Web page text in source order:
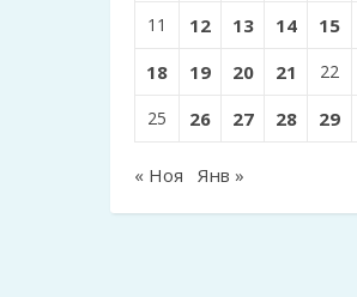
11 12 13 14 15
18 19 20 21 22
25 26 27 28 29
« Ноя Янв »